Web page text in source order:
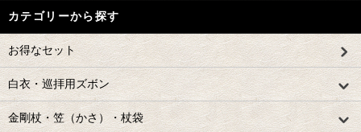
カテゴリーから探す
お得なセット
白衣・巡拝用ズボン
金剛杖・笠（かさ）・杖袋